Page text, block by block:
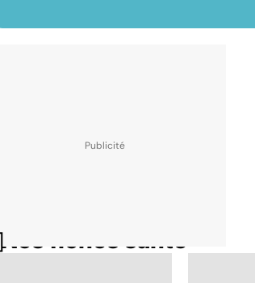
Nos fiches santé